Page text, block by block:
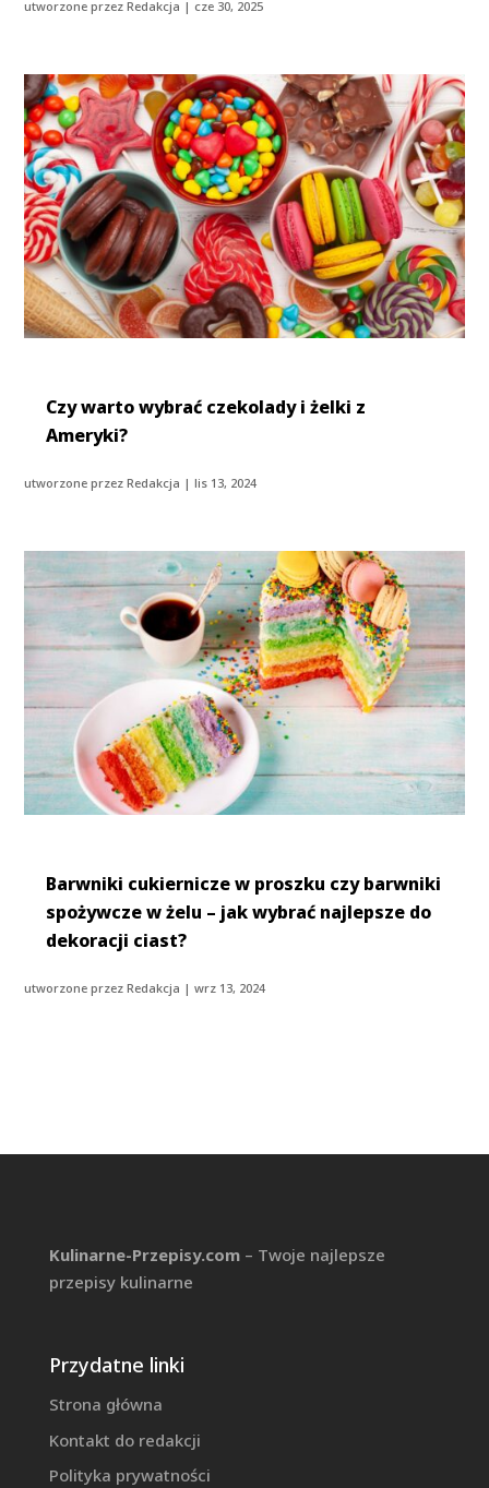
utworzone przezRedakcja | cze 30, 2025
Czy warto wybrać czekolady i żelki z
Ameryki?
utworzone przezRedakcja |lis 13, 2024
Barwniki cukiernicze w proszku czy barwniki
spożywcze w żelu – jak wybrać najlepsze do
dekoracji ciast?
utworzone przezRedakcja |wrz 13, 2024
Kulinarne-Przepisy.com– Twoje najlepsze
przepisy kulinarne
Przydatne linki
Strona główna
Kontakt do redakcji
Polityka prywatności